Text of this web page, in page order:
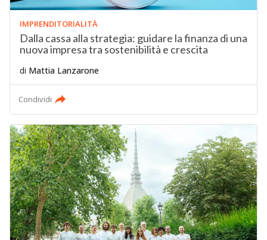
IMPRENDITORIALITÀ
Dalla cassa alla strategia: guidare la finanza di una
nuova impresa tra sostenibilità e crescita
di Mattia Lanzarone
Condividi